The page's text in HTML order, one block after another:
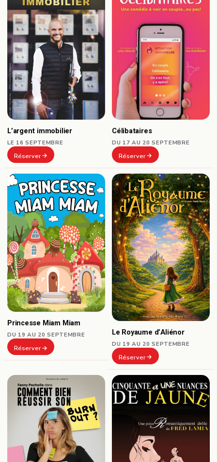
L’argent immobilier
LE 16 SEPTEMBRE
Réserver
Célibataires
DU 17 AU 20 SEPTEMBRE
Réserver
Princesse Miam Miam
DU 19 AU 20 SEPTEMBRE
Réserver
Le Royaume d’Aliénor
DU 19 AU 20 SEPTEMBRE
Réserver